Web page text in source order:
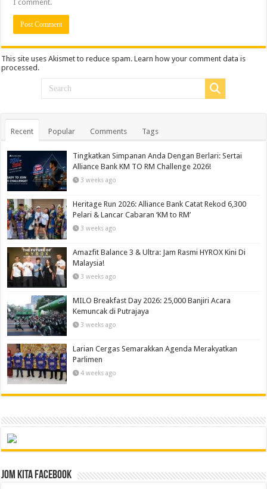
I comment.
This site uses Akismet to reduce spam.Learn how your comment data is
processed.
Recent Popular Comments Tags
Tingkatkan Simpanan Anda Dengan Berlari: Sertai
Alliance Bank KM TO RM Challenge 2026!
3 weeks ago
Heritage Run 2026: Alliance Bank Catat Rekod 6,300
Pelari & Lancar Cabaran ‘KM to RM’
3 weeks ago
Amazfit Balance 3 & Ultra: Jam Rasmi HYROX Kini Di
Malaysia!
3 weeks ago
MILO Breakfast Day 2026: 25,000 Banjiri Acara
Kemuncak di Putrajaya
3 weeks ago
Larian Cergas Semarakkan Agenda Merakyatkan
Parlimen
4 weeks ago
Jom Kita Facebook